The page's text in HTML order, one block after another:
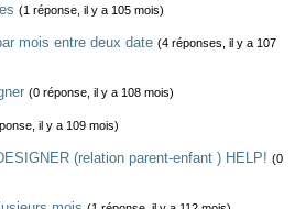
(1 réponse, il y a 105 mois)
mois entre deux date (4 réponses, il y a 107
(0 réponse, il y a 108 mois)
il y a 109 mois)
(relation parent-enfant ) HELP! (0